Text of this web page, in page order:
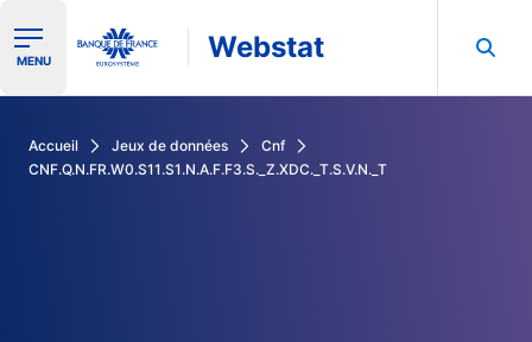
Ouvrir le menu de navigation
MENU Webstat
Accueil Jeux de données
Cnf
CNF.Q.N.FR.W0.S11.S1.N.A.F.F3.S._Z.XDC._T.S.V.N._T